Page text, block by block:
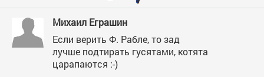
Михаил Еграшин
Если верить Ф. Рабле, то зад
лучше подтирать гусятами, котята
царапаются :-)